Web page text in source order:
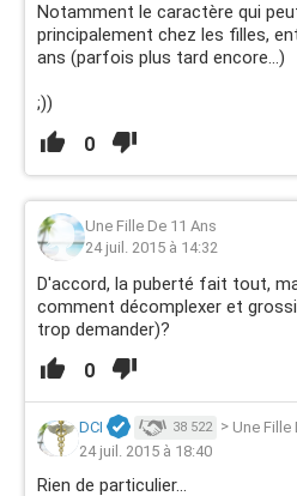
Notamment le caractère qui
principalement chez les filles,
ans (parfois plus tard encore...)
;))
0
Une Fille De 11 Ans
24 juil. 2015 à 14:32
D'accord, la puberté fait tout,
comment décomplexer et
trop demander)?
0
DCI 38 522 > Une Fille
24 juil. 2015 à 18:40
Rien de particulier...